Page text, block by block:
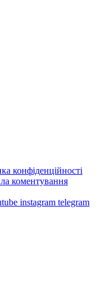
конфіденційності
коментування
instagram telegram